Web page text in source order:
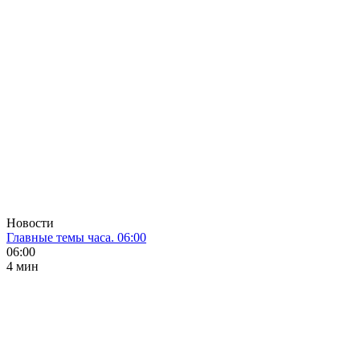
Новости
Главные темы часа. 06:00
06:00
4 мин